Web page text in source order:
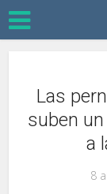
Las
suben
a
8